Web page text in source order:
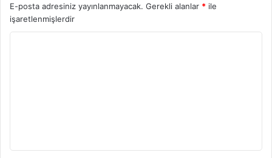
E-posta adresiniz yayınlanmayacak. Gerekli alanlar * ile
işaretlenmişlerdir